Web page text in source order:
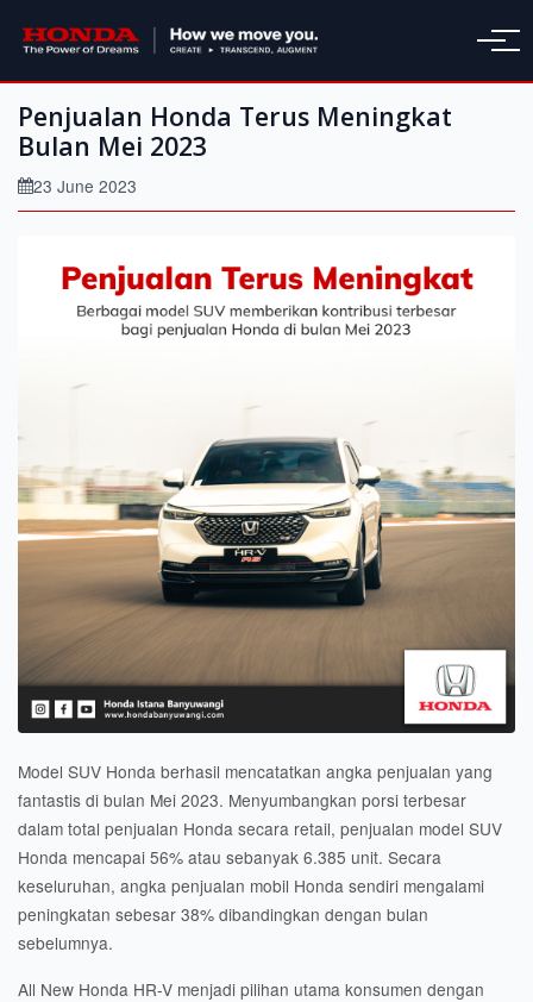
Penjualan Honda Terus Meningkat
Bulan Mei 2023
23 June 2023
Model SUV Honda berhasil mencatatkan angka penjualan yang
fantastis di bulan Mei 2023. Menyumbangkan porsi terbesar
dalam total penjualan Honda secara retail, penjualan model SUV
Honda mencapai 56% atau sebanyak 6.385 unit. Secara
keseluruhan, angka penjualan mobil Honda sendiri mengalami
peningkatan sebesar 38% dibandingkan dengan bulan
sebelumnya.
All New Honda HR-V menjadi pilihan utama konsumen dengan